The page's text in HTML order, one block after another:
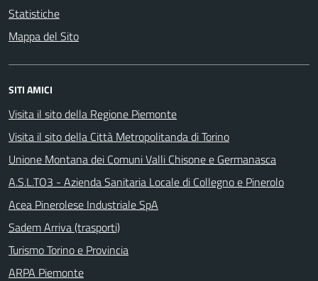
Statistiche
Mappa del Sito
SITI AMICI
Visita il sito della Regione Piemonte
Visita il sito della Città Metropolitanda di Torino
Unione Montana dei Comuni Valli Chisone e Germanasca
A.S.L.TO3 - Azienda Sanitaria Locale di Collegno e Pinerolo
Acea Pinerolese Industriale SpA
Sadem Arriva (trasporti)
Turismo Torino e Provincia
ARPA Piemonte